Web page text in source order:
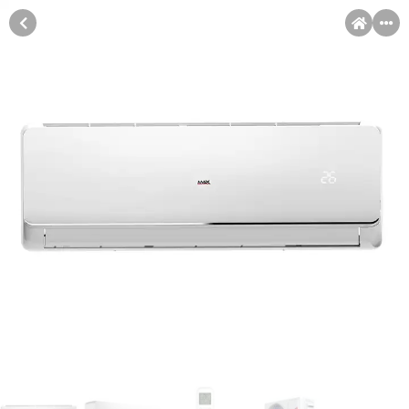
Pomoć pri kupovini